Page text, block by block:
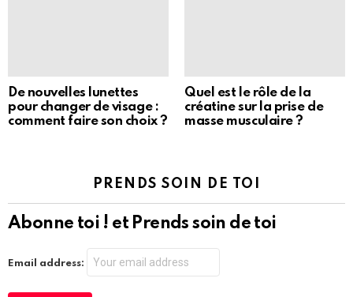
De nouvelles lunettes
pour changer de visage :
comment faire son choix ?
Quel est le rôle de la
créatine sur la prise de
masse musculaire ?
PRENDS SOIN DE TOI
Abonne toi ! et Prends soin de toi
Email address: